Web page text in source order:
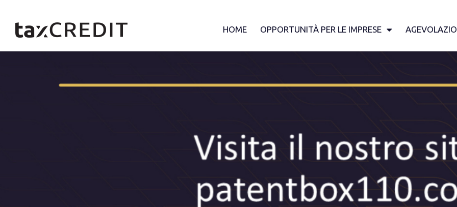
HOME OPPORTUNITÀ PER LE IMPRESE